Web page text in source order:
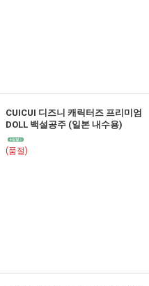
CUICUI 디즈니 캐릭터즈 프리미엄
DOLL 백설공주 (일본 내수용)
(품절)